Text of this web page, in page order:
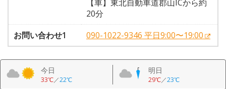
【車】東北自動車道郡山ICから約
20分
お問い合わせ1
090-1022-9346 平日9:00〜19:00
今日
33℃／22℃
明日
29℃／23℃